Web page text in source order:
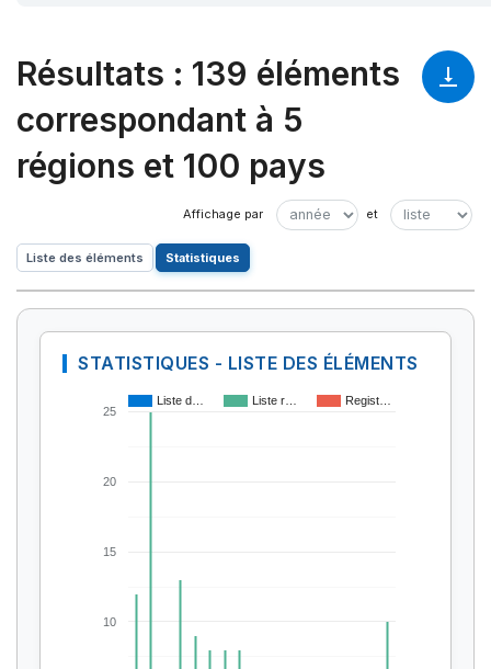
Résultats : 139 éléments
correspondant à 5
régions et 100 pays
Liste des éléments Statistiques
STATISTIQUES - LISTE DES ÉLÉMENTS
Liste d… Liste r… Regist…
10
15
20
25